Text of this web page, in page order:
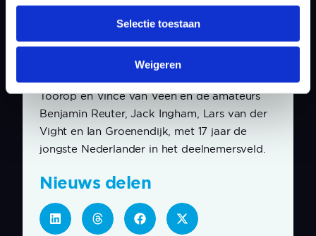
Selectie toestaan
Weigeren
In totaal doen er dertien Nederlanders mee
editie van het KLM Open.
Naast Luiten, Van Driel en Huizing zijn dat de
tourprofessionals Wil Besseling, Lars van
Toorop en Vince van Veen en de amateurs
Benjamin Reuter, Jack Ingham, Lars van der
Vight en Ian Groenendijk, met 17 jaar de
jongste Nederlander in het deelnemersveld.
Nieuws delen